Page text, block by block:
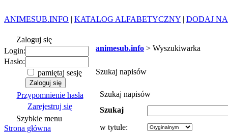
ANIMESUB.INFO | KATALOG ALFABETYCZNY | DODAJ
Zaloguj się
Login:
Hasło:
pamiętaj sesję
Przypomnienie hasła
Zarejestruj się
Szybkie menu
Strona główna
animesub.info > Wyszukiwarka
Szukaj napisów
Szukaj napisów
Szukaj
w tytule: